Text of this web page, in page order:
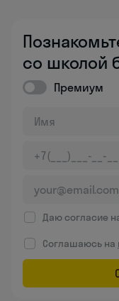
со школой
Премиум
Даю согласие
Соглашаюсь на